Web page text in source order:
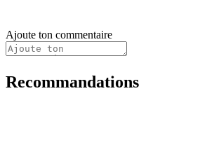
Ajoute ton commentaire
Recommandations